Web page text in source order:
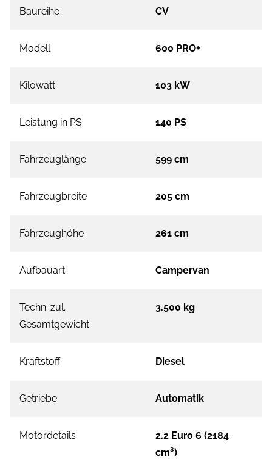
Baureihe CV
Modell 600 PRO+
Kilowatt 103 kW
Leistung in PS 140 PS
Fahrzeuglänge 599 cm
Fahrzeugbreite 205 cm
Fahrzeughöhe 261 cm
Aufbauart Campervan
Techn. zul.
Gesamtgewicht
3.500 kg
Kraftstoff Diesel
Getriebe Automatik
Motordetails
2.2 Euro 6 (2184
cm³)